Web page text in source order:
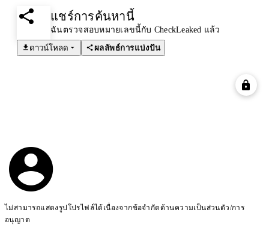
แชร์การค้นหานี้
ฉันตรวจสอบหมายเลขนี้กับ CheckLeaked แล้ว
ดาวน์โหลด
ผลลัพธ์การแบ่งปัน
ไม่สามารถแสดงรูปโปรไฟล์ได้เนื่องจากข้อจำกัดด้านความเป็นส่วนตัว/การ
อนุญาต